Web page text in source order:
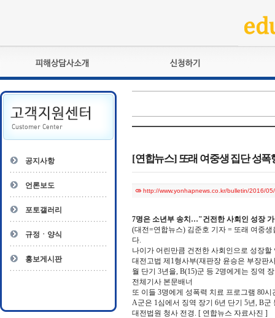
피해상담사란?
자격관리규정
상담사 자격증 확인
- 피해상담사 1급
- 전문수련감독자
- 전문수련기관
교육훈련
자격복원
공지사항
언론보도
포토갤러리
규정ㆍ양식
홍보게시판
[연합뉴스] 또래 여중생 집단 성
http://www.yonhapnews.co.kr/bulletin/2016/
7명은 소년부 송치…"건전한 사회인 성장
(대전=연합뉴스) 김준호 기자 = 또래 여중
다.
나이가 어린만큼 건전한 사회인으로 성장
대전고법 제1형사부(재판장 윤승은 부장판
월 단기 3년을, B(15)군 등 2명에게는 징역
전체기사 본문배너
또 이들 3명에게 성폭력 치료 프로그램 80시
A군은 1심에서 징역 장기 6년 단기 5년, B
대전법원 청사 전경. [ 연합뉴스 자료사진 ]